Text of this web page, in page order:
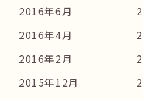
2016年6月
2016年4月
2016年2月
2015年12月